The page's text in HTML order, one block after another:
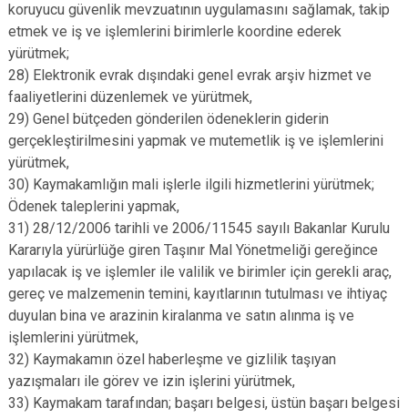
koruyucu güvenlik mevzuatının uygulamasını sağlamak, takip
etmek ve iş ve işlemlerini birimlerle koordine ederek
yürütmek;
28) Elektronik evrak dışındaki genel evrak arşiv hizmet ve
faaliyetlerini düzenlemek ve yürütmek,
29) Genel bütçeden gönderilen ödeneklerin giderin
gerçekleştirilmesini yapmak ve mutemetlik iş ve işlemlerini
yürütmek,
30) Kaymakamlığın mali işlerle ilgili hizmetlerini yürütmek;
Ödenek taleplerini yapmak,
31) 28/12/2006 tarihli ve 2006/11545 sayılı Bakanlar Kurulu
Kararıyla yürürlüğe giren Taşınır Mal Yönetmeliği gereğince
yapılacak iş ve işlemler ile valilik ve birimler için gerekli araç,
gereç ve malzemenin temini, kayıtlarının tutulması ve ihtiyaç
duyulan bina ve arazinin kiralanma ve satın alınma iş ve
işlemlerini yürütmek,
32) Kaymakamın özel haberleşme ve gizlilik taşıyan
yazışmaları ile görev ve izin işlerini yürütmek,
33) Kaymakam tarafından; başarı belgesi, üstün başarı belgesi